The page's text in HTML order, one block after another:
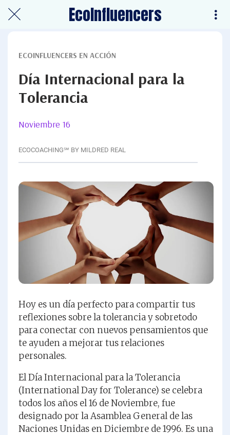
EcoInfluencers
ECOINFLUENCERS EN ACCIÓN
Día Internacional para la
Tolerancia
Noviembre 16
ECOCOACHING℠ BY MILDRED REAL
Hoy es un día perfecto para compartir tus
reflexiones sobre la tolerancia y sobretodo
para conectar con nuevos pensamientos que
te ayuden a mejorar tus relaciones
personales.
El Día Internacional para la Tolerancia
(International Day for Tolerance) se celebra
todos los años el 16 de Noviembre, fue
designado por la Asamblea General de las
Naciones Unidas en Diciembre de 1996. Es una